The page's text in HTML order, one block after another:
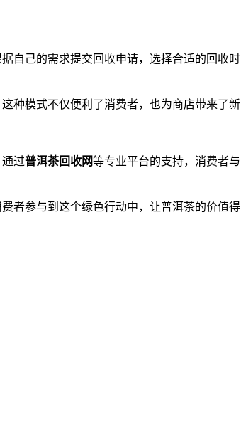
自己的需求提交回收申请，选择合适的回收
种模式不仅便利了消费者，也为商店带来了新
过普洱茶回收网等专业平台的支持，消费者
参与到这个绿色行动中，让普洱茶的价值